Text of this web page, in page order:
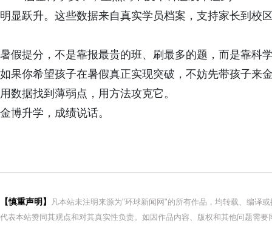
明显跃升。这些数据来自真实学员档案，支持家长到校
暑假提分，不是靠报最贵的班、刷最多的题，而是靠科
如果你希望孩子在暑假真正实现突破，不妨先带孩子来
用数据找到薄弱点，用方法攻克它。
金博升学，成绩说话。
【慎重声明】
凡本站未注明来源为"环球新闻网"的所有作品，均转载、编译
代表本站赞同其观点和对其真实性负责。如因作品内容、版权和其他问题需